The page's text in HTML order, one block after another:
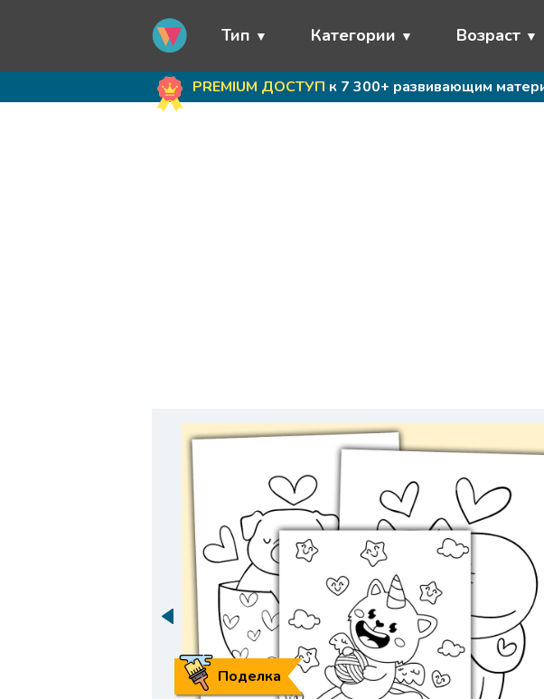
Тип Категории Возраст
PREMIUM ДОСТУП к 7 300+ развивающим
Поделка